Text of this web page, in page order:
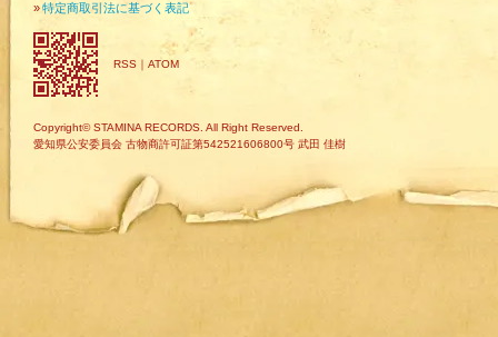
»特定商取引法に基づく表記
RSS ｜ ATOM
Copyright© STAMINA RECORDS. All Right Reserved.
愛知県公安委員会 古物商許可証第542521606800号 武田 佳樹